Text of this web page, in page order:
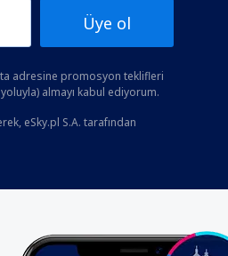
Üye ol
adresine promosyon teklifleri
almayı kabul ediyorum.
eSky.pl S.A. tarafından